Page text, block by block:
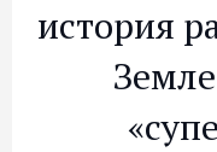
история